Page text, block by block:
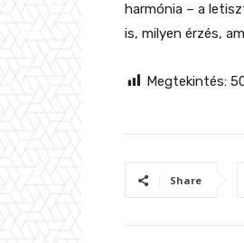
harmónia – a
is, milyen érzés,
Megtekintés:
Share